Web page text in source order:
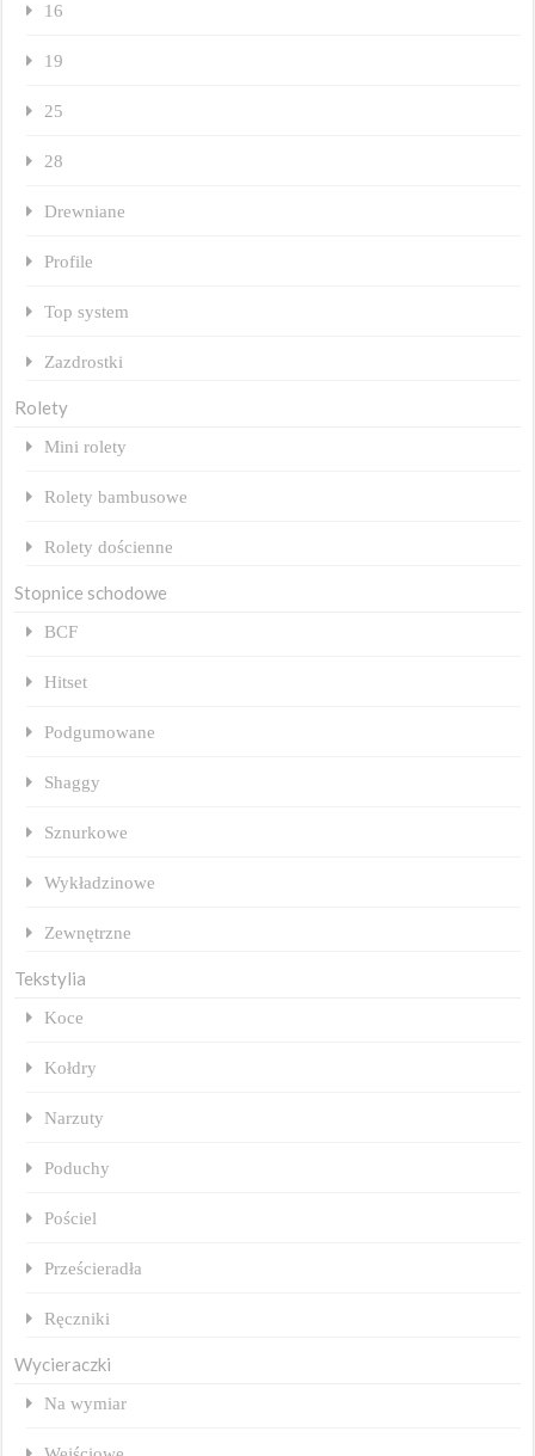
16
19
25
28
Drewniane
Profile
Top system
Zazdrostki
Rolety
Mini rolety
Rolety bambusowe
Rolety dościenne
Stopnice schodowe
BCF
Hitset
Podgumowane
Shaggy
Sznurkowe
Wykładzinowe
Zewnętrzne
Tekstylia
Koce
Kołdry
Narzuty
Poduchy
Pościel
Prześcieradła
Ręczniki
Wycieraczki
Na wymiar